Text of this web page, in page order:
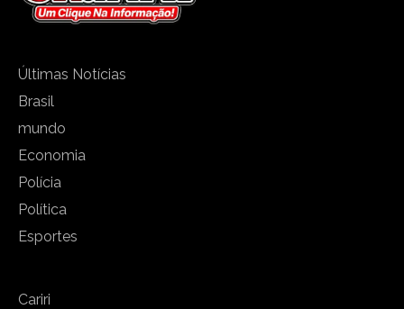
Últimas Notícias
Brasil
mundo
Economia
Polícia
Política
Esportes
Cariri